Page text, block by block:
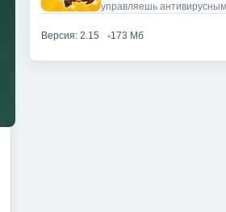
управляешь
Версия: 2.15
173 Мб